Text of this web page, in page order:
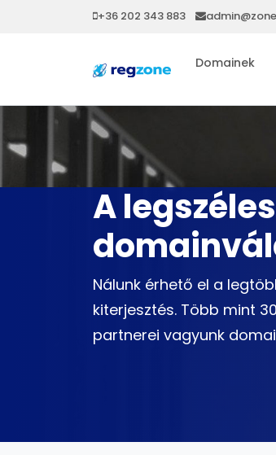
+36 202 343 883
Domainek
A
Nálunk érhető el a
kiterjesztés. Több mint
partnerei vagyunk